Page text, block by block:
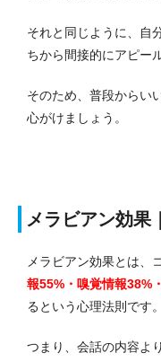
それと同じように、自
ちから間接的にアピー
そのため、普段からい
心がけましょう。
メラビアン効果
メラビアン効果とは、
報55%・嗅覚情報38%
るという心理法則です。
つまり、会話の内容よ